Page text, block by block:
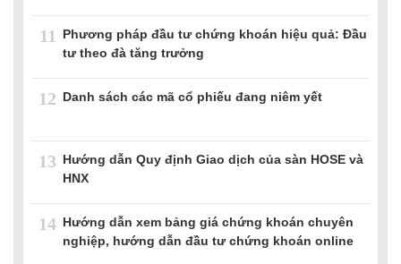
11
Phương pháp đầu tư chứng khoán hiệu quả: Đầu
tư theo đà tăng trưởng
12 Danh sách các mã cổ phiếu đang niêm yết
13 Hướng dẫn Quy định Giao dịch của sàn HOSE và
HNX
14 Hướng dẫn xem bảng giá chứng khoán chuyên
nghiệp, hướng dẫn đầu tư chứng khoán online